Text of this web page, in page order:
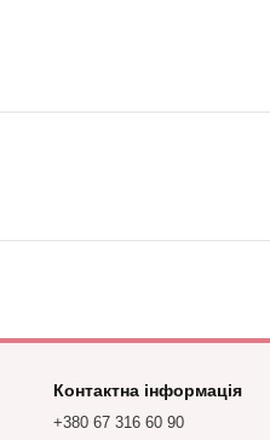
Контактна інформація
+380 67 316 60 90